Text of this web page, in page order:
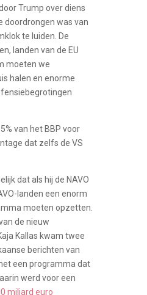
Trump over diens
doordrongen was van
te luiden. De
landen van de EU
moeten we
halen en enorme
van het BBP voor
dat zelfs de VS
dat als hij de NAVO
landen een enorm
moeten opzetten.
de nieuw
Kallas kwam twee
berichten van
een programma dat
werd voor een
miljard euro